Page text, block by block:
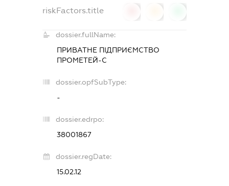
riskFactors.title
dossier.fullName:
ПРИВАТНЕ ПІДПРИЄМСТВО
ПРОМЕТЕЙ-С
dossier.opfSubType:
-
dossier.edrpo:
38001867
dossier.regDate:
15.02.12